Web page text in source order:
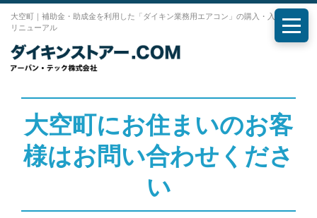
大空町｜補助金・助成金を利用した「ダイキン業務用エアコン」の購入・入れ替え・
リニューアル
メニ
大空町にお住まいのお客
様はお問い合わせくださ
い